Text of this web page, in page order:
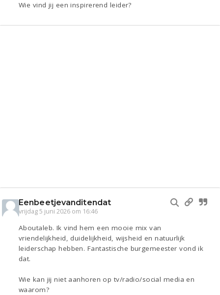
Wie vind jij een inspirerend leider?
Eenbeetjevanditendat
vrijdag 5 juni 2026 om 16:46
Aboutaleb. Ik vind hem een mooie mix van
vriendelijkheid, duidelijkheid, wijsheid en natuurlijk
leiderschap hebben. Fantastische burgemeester vond ik
dat.
Wie kan jij niet aanhoren op tv/radio/social media en
waarom?